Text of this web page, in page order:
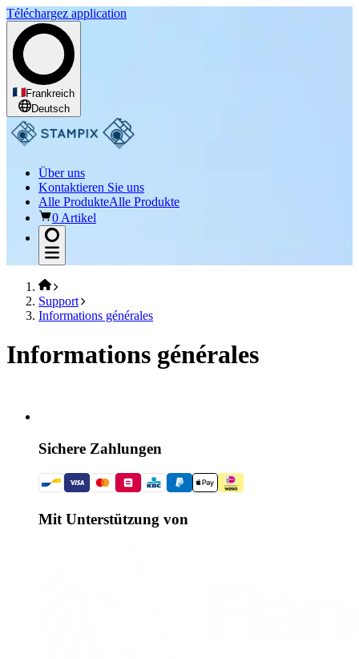
Téléchargez application
Frankreich
Deutsch
Über uns
Kontaktieren Sie uns
Alle ProdukteAlle Produkte
0 Artikel
Support
Informations générales
Informations générales
Sichere Zahlungen
Mit Unterstützung von